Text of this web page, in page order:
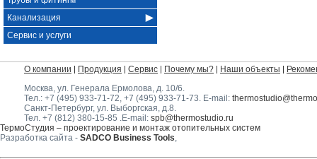
Канализация
Сервис и услуги
О компании Продукция Сервис Почему мы? Наши объекты
Москва, ул. Генерала Ермолова, д. 10/6.
Тел.: +7 (495) 933-71-72, +7 (495) 933-71-73. E-mail:
Санкт-Петербург, ул. Выборгская, д.8.
Тел. +7 (812) 380-15-85 .E-mail: spb@thermostudio.ru
ТермоСтудия – проектирование и монтаж отопительных систем
Разработка сайта - SADCO Business Tools,